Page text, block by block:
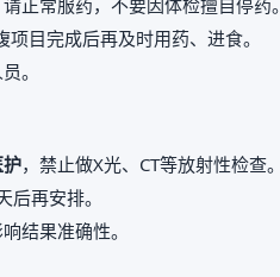
请正常服药，不要因体检擅自停药。
项目完成后再及时用药、进食。
。
，禁止做X光、CT等放射性检查。
后再安排。
结果准确性。